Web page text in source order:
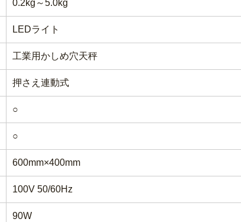
0.2kg～5.0kg
LEDライト
工業用かしめ穴天秤
押さえ連動式
○
○
600mm×400mm
100V 50/60Hz
90W